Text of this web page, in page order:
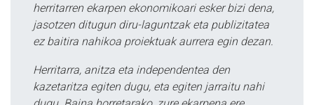
herritarren ekarpen ekonomikoari esker bizi dena,
jasotzen ditugun diru-laguntzak eta publizitatea
ez baitira nahikoa proiektuak aurrera egin dezan.
Herritarra, anitza eta independentea den
kazetaritza egiten dugu, eta egiten jarraitu nahi